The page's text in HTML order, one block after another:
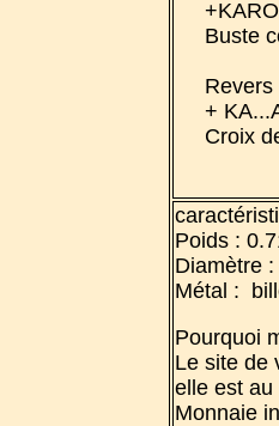
Buste
Revers
+
Croix
Poids :
Diamètre
Métal :
Pourquoi
Le site de
elle est au
Monnaie